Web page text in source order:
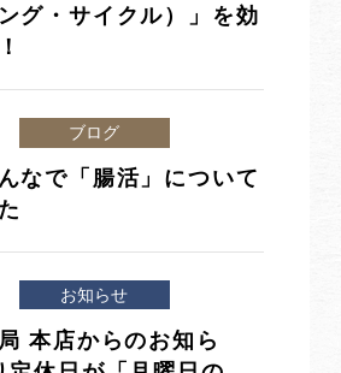
グ・サイクル）」を効
ブログ
なで「腸活」について
お知らせ
本店からのお知ら